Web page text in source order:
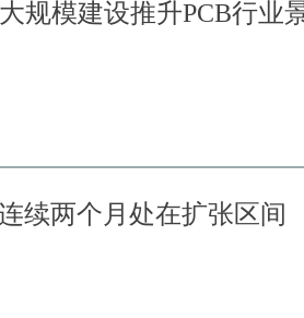
规模建设推升PCB行业
续两个月处在扩张区间